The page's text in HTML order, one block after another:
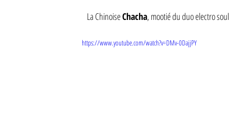
La Chinoise Chacha, mootié du duo electro
https://www.youtube.com/watch?v=DMv-0DajjPY